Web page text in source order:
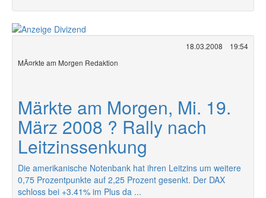
18.03.2008
19:54
MÃ¤rkte am Morgen Redaktion
Märkte am Morgen, Mi. 19.
März 2008 ? Rally nach
Leitzinssenkung
Die amerikanische Notenbank hat ihren Leitzins um weitere
0,75 Prozentpunkte auf 2,25 Prozent gesenkt. Der DAX
schloss bei +3.41% im Plus da ...